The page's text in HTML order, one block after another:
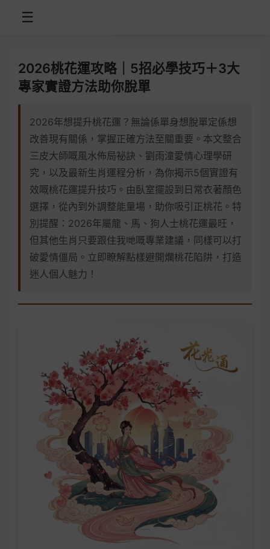
☰
2026桃花運攻略｜5招必學技巧＋3大
專家實證方法助你脫單
2026年想提升桃花運？無論係單身想脫單定係想
改善現有關係，掌握正確方法至關重要。本文整合
三皮大師嘅風水佈局祕訣、劉雨潼愛情心理學研
究，以及最新生肖運程分析，為你揭示5個實證有
效嘅桃花運提升技巧。由臥室擺設到日常衣著顏色
選擇，從內到外調整能量場，助你吸引正桃花。特
別提醒：2026年屬龍、馬、狗人士桃花運最旺，
但其他生肖只要跟住我哋嘅專業建議，同樣可以打
破愛情僵局。立即瞭解點樣避開爛桃花陷阱，打造
迷人個人魅力！